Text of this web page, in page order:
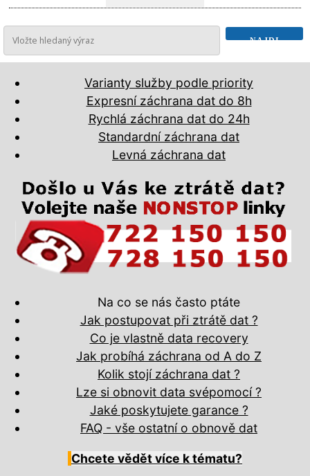
Varianty služby podle priority
Expresní záchrana dat do 8h
Rychlá záchrana dat do 24h
Standardní záchrana dat
Levná záchrana dat
Na co se nás často ptáte
Jak postupovat při ztrátě dat ?
Co je vlastně data recovery
Jak probíhá záchrana od A do Z
Kolik stojí záchrana dat ?
Lze si obnovit data svépomocí ?
Jaké poskytujete garance ?
FAQ - vše ostatní o obnově dat
Chcete vědět více k tématu?